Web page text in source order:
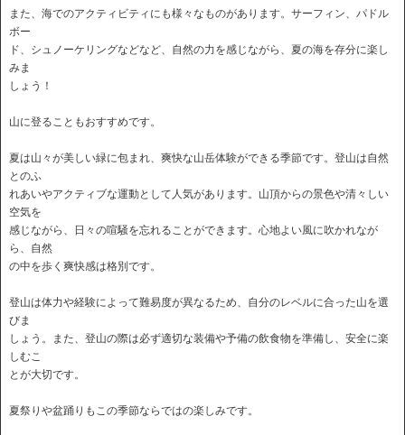
また、海でのアクティビティにも様々なものがあります。サーフィン、パドル
ボー
ド、シュノーケリングなどなど、自然の力を感じながら、夏の海を存分に楽し
みま
しょう！
山に登ることもおすすめです。
夏は山々が美しい緑に包まれ、爽快な山岳体験ができる季節です。登山は自然
とのふ
れあいやアクティブな運動として人気があります。山頂からの景色や清々しい
空気を
感じながら、日々の喧騒を忘れることができます。心地よい風に吹かれなが
ら、自然
の中を歩く爽快感は格別です。
登山は体力や経験によって難易度が異なるため、自分のレベルに合った山を選
びま
しょう。また、登山の際は必ず適切な装備や予備の飲食物を準備し、安全に楽
しむこ
とが大切です。
夏祭りや盆踊りもこの季節ならではの楽しみです。